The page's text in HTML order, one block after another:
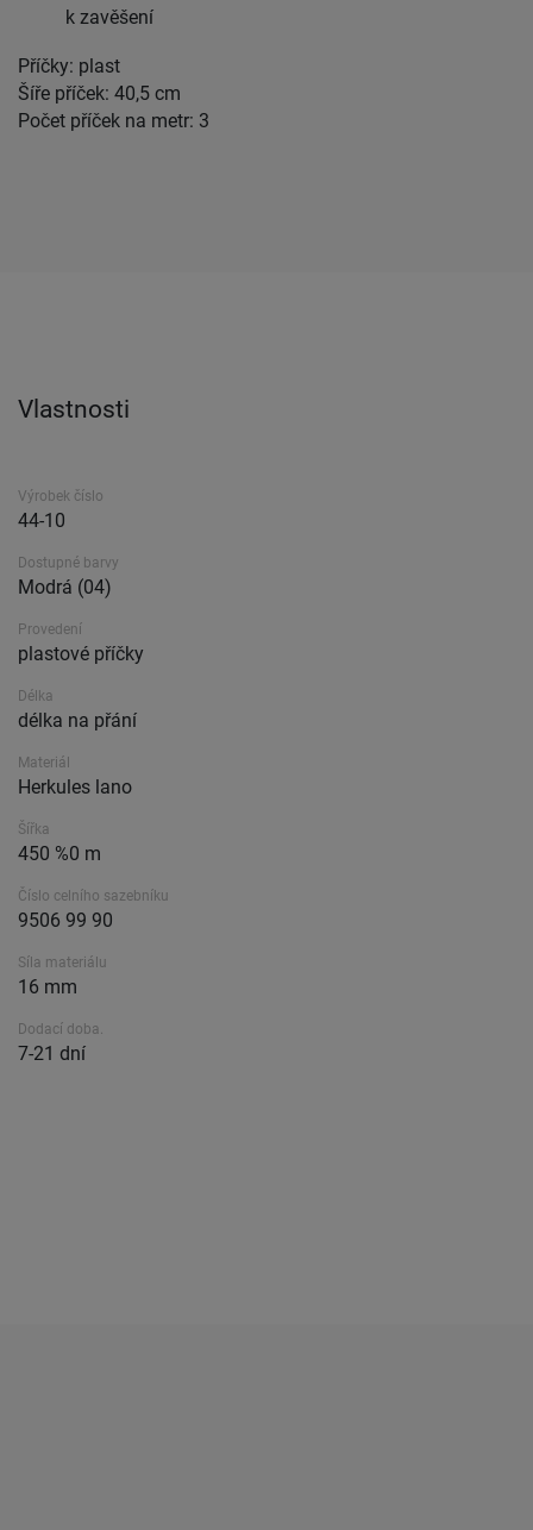
k zavěšení
Příčky: plast
Šíře příček: 40,5 cm
Počet příček na metr: 3
Vlastnosti
Výrobek číslo
44-10
Dostupné barvy
Modrá (04)
Provedení
plastové příčky
Délka
délka na přání
Materiál
Herkules lano
Šířka
450 %0 m
Číslo celního sazebníku
9506 99 90
Síla materiálu
16 mm
Dodací doba.
7-21 dní